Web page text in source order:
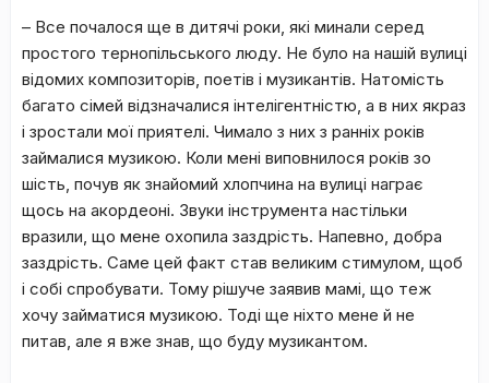
– Все почалося ще в дитячі роки, які минали серед
простого тернопільського люду. Не було на нашій вулиці
відомих композиторів, поетів і музикантів. Натомість
багато сімей відзначалися інтелігентністю, а в них якраз
і зростали мої приятелі. Чимало з них з ранніх років
займалися музикою. Коли мені виповнилося років зо
шість, почув як знайомий хлопчина на вулиці награє
щось на акордеоні. Звуки інструмента настільки
вразили, що мене охопила заздрість. Напевно, добра
заздрість. Саме цей факт став великим стимулом, щоб
і собі спробувати. Тому рішуче заявив мамі, що теж
хочу займатися музикою. Тоді ще ніхто мене й не
питав, але я вже знав, що буду музикантом.